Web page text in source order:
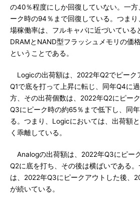
の40％程度にしか回復していない。一
ーク時の94％まで回復している。つま
場稼働率は、フルキャパに近づいている
DRAMとNAND型フラッシュメモリの価
ということである。
Logicの出荷額は、2022年Q2でピーク
Q1で底を打って上昇に転じ、同年Q4に
方、その出荷個数は、2022年Q2にピー
Q3にピーク時の約65％まで低下し、同
る。つまり、Logicにおいては、出荷額
く乖離している。
Analogの出荷額は、2022年Q3にピー
Q2に底を打ち、その後は横ばいである
は、2022年Q3にピークアウトした後、
が続いている。